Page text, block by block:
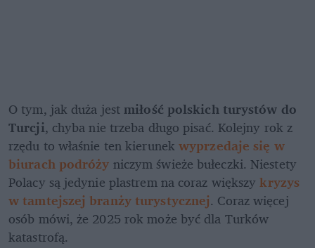
O tym, jak duża jest miłość polskich turystów do
Turcji, chyba nie trzeba długo pisać. Kolejny rok z
rzędu to właśnie ten kierunek wyprzedaje się w
biurach podróży niczym świeże bułeczki. Niestety
Polacy są jedynie plastrem na coraz większy kryzys
w tamtejszej branży turystycznej. Coraz więcej
osób mówi, że 2025 rok może być dla Turków
katastrofą.